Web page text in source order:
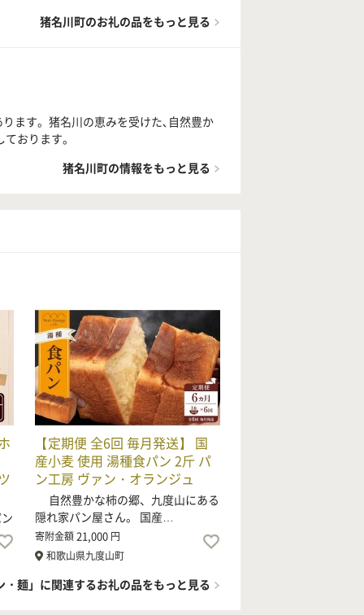
猪名川町のお礼の品をもっと見る
ます。猪名川の恵みを受けた､自然豊か
おります。
猪名川町の情報をもっと見る
【定期便 全6回 毎月発送】 国
産小麦 使用 湯種食パン 2斤 パ
ン工房 ヴァン・オランジュ
自然豊かな柿の郷、九度山にある
隠れ家パン屋さん。 国産…
寄附金額21,000 円
和歌山県九度山町
・麺」に関連するお礼の品をもっと見る